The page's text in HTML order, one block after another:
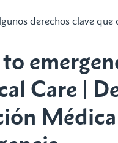
derechos clave que
Care |